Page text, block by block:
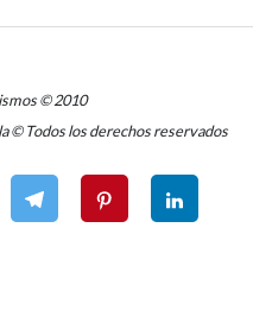
© 2010
© Todos los derechos reservados